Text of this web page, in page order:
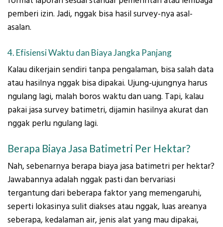
pemberi izin. Jadi, nggak bisa hasil survey-nya asal-
asalan.
4. Efisiensi Waktu dan Biaya Jangka Panjang
Kalau dikerjain sendiri tanpa pengalaman, bisa salah data
atau hasilnya nggak bisa dipakai. Ujung-ujungnya harus
ngulang lagi, malah boros waktu dan uang. Tapi, kalau
pakai jasa survey batimetri, dijamin hasilnya akurat dan
nggak perlu ngulang lagi.
Berapa Biaya Jasa Batimetri Per Hektar?
Nah, sebenarnya berapa biaya jasa batimetri per hektar?
Jawabannya adalah nggak pasti dan bervariasi
tergantung dari beberapa faktor yang memengaruhi,
seperti lokasinya sulit diakses atau nggak, luas areanya
seberapa, kedalaman air, jenis alat yang mau dipakai,